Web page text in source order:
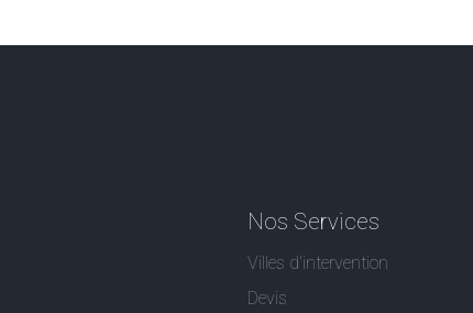
Nos Services
Villes d'intervention
Devis